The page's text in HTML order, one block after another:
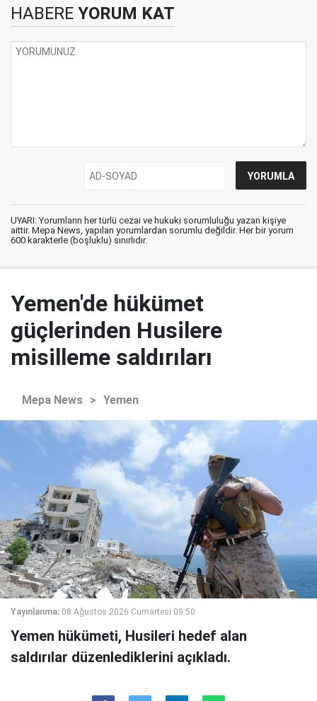
HABERE YORUM KAT
UYARI: Yorumların her türlü cezai ve hukuki sorumluluğu yazan kişiye
aittir. Mepa News, yapılan yorumlardan sorumlu değildir. Her bir yorum
600 karakterle (boşluklu) sınırlıdır.
Yemen'de hükümet
güçlerinden Husilere
misilleme saldırıları
Mepa News > Yemen
Yayınlanma: 08 Ağustos 2026 Cumartesi 09:50
Yemen hükümeti, Husileri hedef alan
saldırılar düzenlediklerini açıkladı.